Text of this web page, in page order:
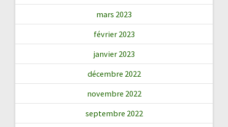
mars 2023
février 2023
janvier 2023
décembre 2022
novembre 2022
septembre 2022